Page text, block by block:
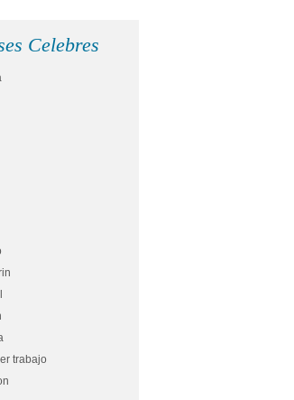
Celebres
trabajo